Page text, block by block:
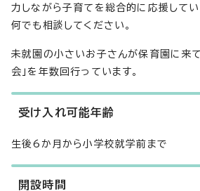
力しながら子育てを総合的に応援して
何でも相談してください。
未就園の小さいお子さんが保育園に来て
会」を年数回行っています。
受け入れ可能年齢
生後6か月から小学校就学前まで
開設時間